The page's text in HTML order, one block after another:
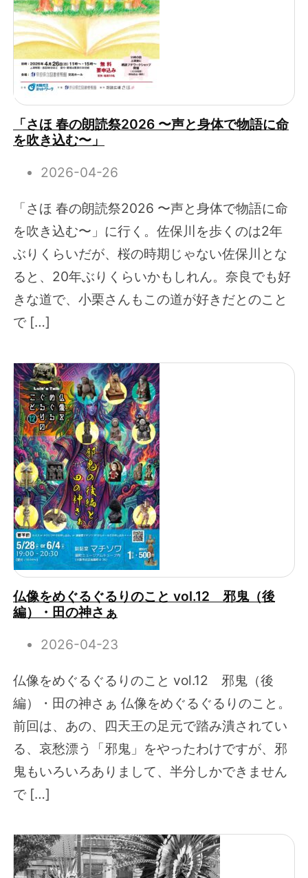
「さほ 春の朗読祭2026 〜声と身体で物語に命
を吹き込む〜」
2026-04-26
「さほ 春の朗読祭2026 〜声と身体で物語に命
を吹き込む〜」に行く。佐保川を歩くのは2年
ぶりくらいだが、桜の時期じゃない佐保川とな
ると、20年ぶりくらいかもしれん。奈良でも好
きな道で、小栗さんもこの道が好きだとのこと
で […]
仏像をめぐるぐるりのこと vol.12 邪鬼（後
編）・田の神さぁ
2026-04-23
仏像をめぐるぐるりのこと vol.12 邪鬼（後
編）・田の神さぁ 仏像をめぐるぐるりのこと。
前回は、あの、四天王の足元で踏み潰されてい
る、哀愁漂う「邪鬼」をやったわけですが、邪
鬼もいろいろありまして、半分しかできません
で […]